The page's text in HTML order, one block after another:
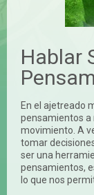
Hablar
En el ajetreado
pensamientos a
movimiento. A
tomar
ser una
pensamientos,
lo que nos